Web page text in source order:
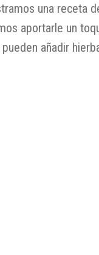
una receta
aportarle un
añadir